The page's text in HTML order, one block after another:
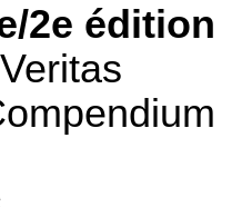
2e édition